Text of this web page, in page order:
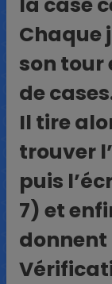
Chaque
son tour
de
Il tire
trouver
puis
7) et
donnent